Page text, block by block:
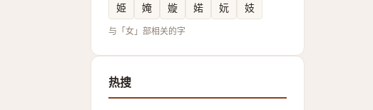
姫
㛪 嫙 婼 妧 妓
与「女」部相关的字
热搜